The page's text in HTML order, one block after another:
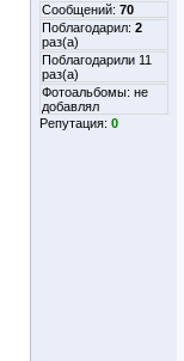
Сообщений: 70
Поблагодарил: 2
раз(а)
Поблагодарили 11
раз(а)
Фотоальбомы: не
добавлял
Репутация: 0